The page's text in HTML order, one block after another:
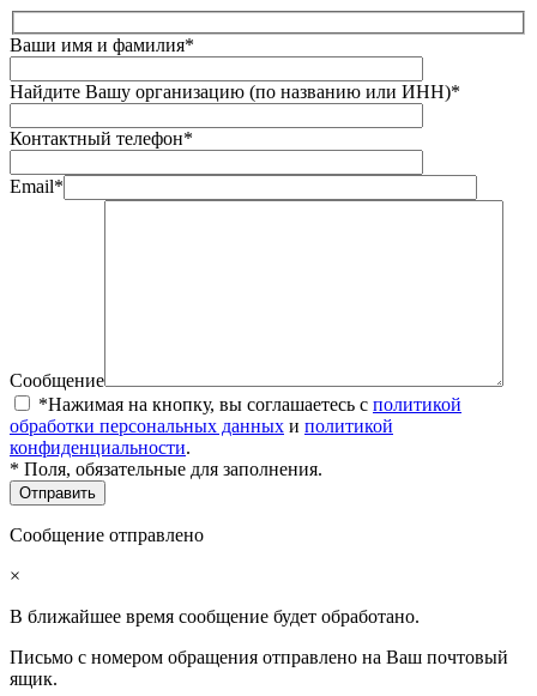
Ваши имя и фамилия*
Найдите Вашу организацию (по названию или ИНН)*
Контактный телефон*
Email*
Сообщение
*Нажимая на кнопку, вы соглашаетесь с политикой
обработки персональных данных и политикой
конфиденциальности.
* Поля, обязательные для заполнения.
Сообщение отправлено
×
В ближайшее время сообщение будет обработано.
Письмо с номером обращения отправлено на Ваш почтовый
ящик.